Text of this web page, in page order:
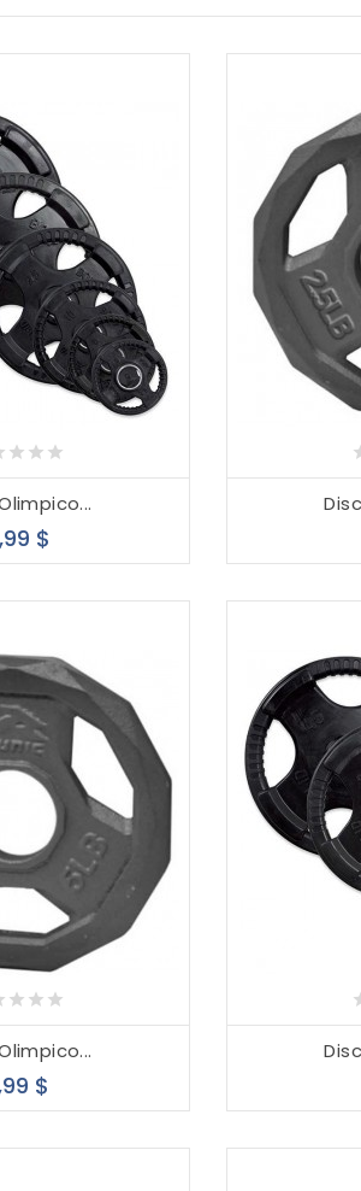
$
$